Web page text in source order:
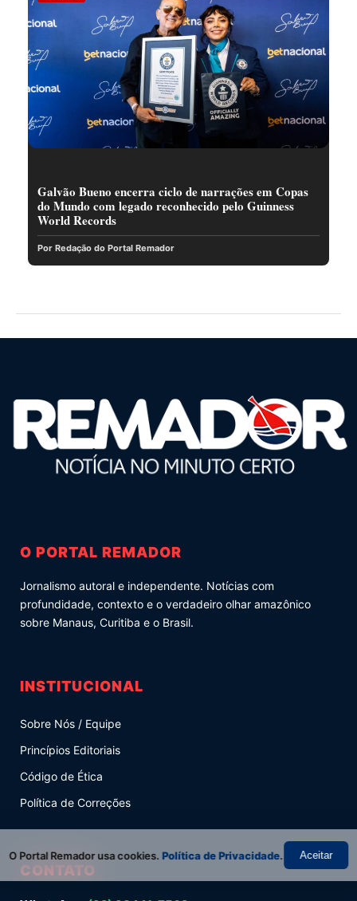
Galvão Bueno encerra ciclo de narrações em Copas
do Mundo com legado reconhecido pelo Guinness
World Records
Por Redação do Portal Remador
O PORTAL REMADOR
Jornalismo autoral e independente. Notícias com
profundidade, contexto e o verdadeiro olhar amazônico
sobre Manaus, Curitiba e o Brasil.
INSTITUCIONAL
Sobre Nós / Equipe
Princípios Editoriais
Código de Ética
Política de Correções
CONTATO
O Portal Remador usa cookies.Política de Privacidade. Aceitar